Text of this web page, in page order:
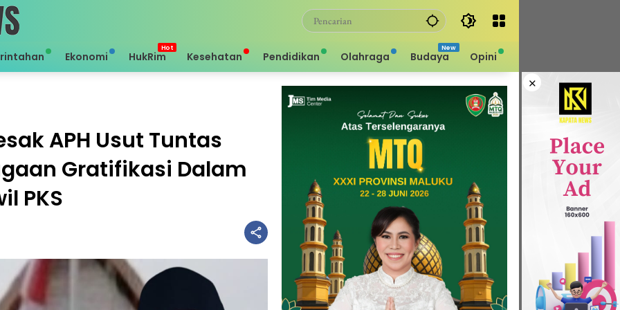
Ekonomi HukRim Kesehatan Pendidikan Olahraga Budaya Opini
×
APH Usut Tuntas
Gratifikasi Dalam
PKS